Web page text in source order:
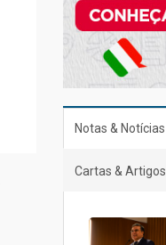
Notas & Notícias
Cartas & Artigos